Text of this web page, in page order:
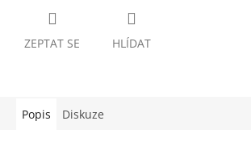
ZEPTAT SE HLÍDAT
Popis Diskuze